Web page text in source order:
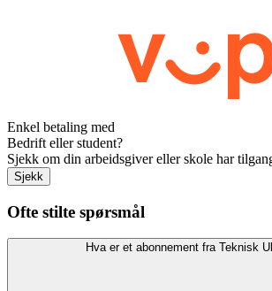
Enkel betaling med
Bedrift eller student?
Sjekk om din arbeidsgiver eller skole har
Sjekk
Ofte stilte spørsmål
Hva er et abonnement fra Teknisk